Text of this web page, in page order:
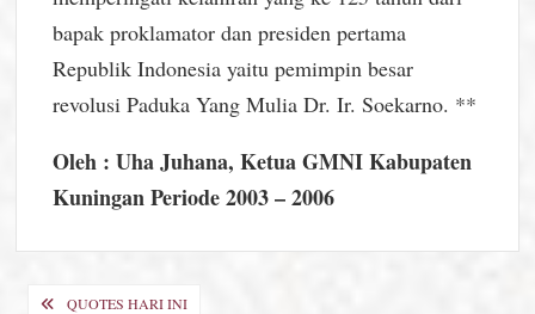
bapak proklamator dan presiden pertama
Republik Indonesia yaitu pemimpin besar
revolusi Paduka Yang Mulia Dr. Ir. Soekarno. **
Oleh : Uha Juhana, Ketua GMNI Kabupaten
Kuningan Periode 2003 – 2006
Navigasi
QUOTES HARI INI